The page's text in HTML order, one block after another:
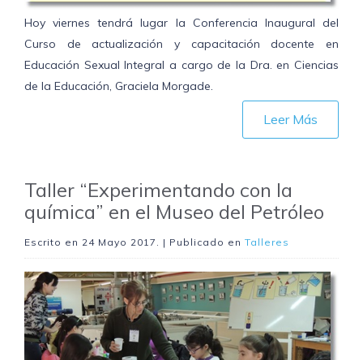
Hoy viernes tendrá lugar la Conferencia Inaugural del
Curso de actualización y capacitación docente en
Educación Sexual Integral a cargo de la Dra. en Ciencias
de la Educación, Graciela Morgade.
Leer Más
Taller “Experimentando con la
química” en el Museo del Petróleo
Escrito en 24 Mayo 2017 . | Publicado en Talleres